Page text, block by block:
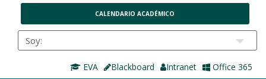
CALENDARIO ACADÉMICO
EVA Blackboard Intranet Office 365